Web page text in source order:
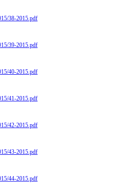
38-2015.pdf
39-2015.pdf
40-2015.pdf
41-2015.pdf
42-2015.pdf
43-2015.pdf
44-2015.pdf